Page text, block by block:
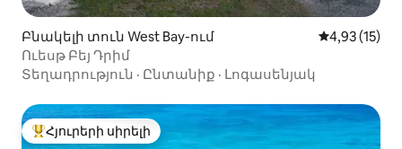
Բնակելի տուն West Bay-ում Միջին
4,93 (15)
Ուեսթ Բեյ Դրիմ
Տեղադրություն · Ընտանիք · Լոգասենյակ
Հյուրերի սիրելի լավագույն տները
Հյուրերի սիրելի